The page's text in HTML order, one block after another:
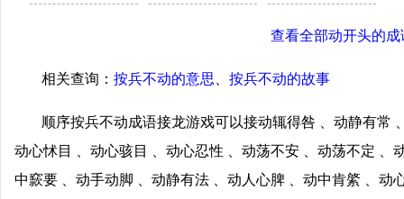
查看全部动开头的成
相关查询： 按兵不动的意思 按兵不动的故事
顺序按兵不动成语接龙游戏可以接动辄得咎 、动静有常
动心怵目 、动心骇目 、动心忍性 、动荡不安 、动荡不定 、
中窾要 、动手动脚 、动静有法 、动人心脾 、动中肯綮 、动